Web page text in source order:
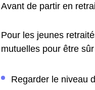
Avant de partir en
Pour les jeunes
mutuelles pour être
Regarder le niveau